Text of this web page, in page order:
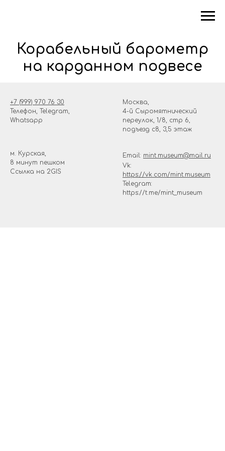
Корабельный барометр
на карданном подвесе
+7 (999) 970 76 30
Телефон, Telegram,
Whatsapp
Москва,
4-й Сыромятнический
переулок, 1/8, стр 6,
подъезд с8, 3,5 этаж
м. Курская,
8 минут пешком
Ссылка на 2GIS
Email: mint.museum@mail.ru
Vk:
https://vk.com/mint.museum
Telegram:
https://t.me/mint_museum